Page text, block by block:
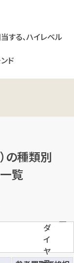
格
ジュエリー
ヤモンドリング
格
ダイヤモンドリング（指
る、ハイレベル
ド
の種類別
覧
ダ
イ
ヤ